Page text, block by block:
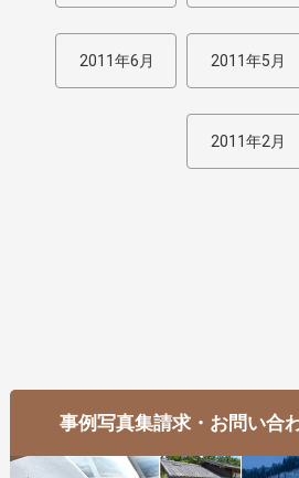
2011年6月 2011年5月
2011年2月
事例写真集請求・お問い合